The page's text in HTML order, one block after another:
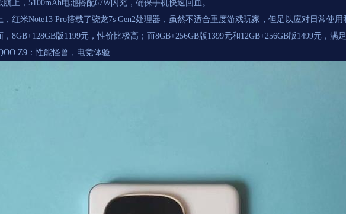
航上，5100mAh电池搭配67W闪充，确保手机快速回血。
，红米Note13 Pro搭载了骁龙7s Gen2处理器，虽然不适合重度游戏玩家，但足以应对日常使
，8GB+128GB版1199元，性价比极高；而8GB+256GB版1399元和12GB+256GB版1499元，满
Z9：性能怪兽，电竞体验